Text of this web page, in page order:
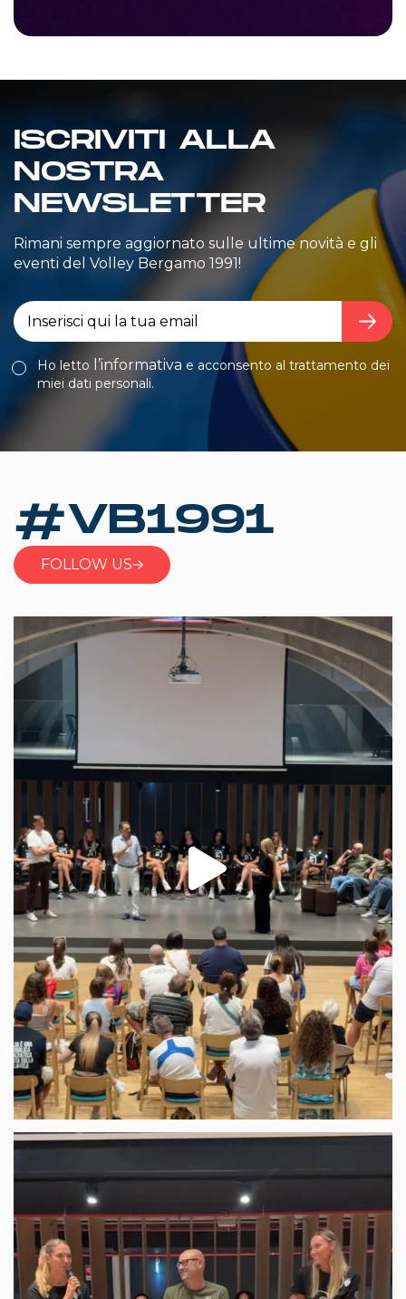
ISCRIVITI ALLA
NOSTRA
NEWSLETTER
Rimani sempre aggiornato sulle ultime novità e gli
eventi del Volley Bergamo 1991!
Ho letto l’informativa e acconsento al trattamento dei
miei dati personali.
#VB1991
FOLLOW US
297 10